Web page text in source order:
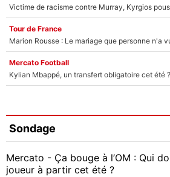
Tour de France
Marion Rousse : Le mariage que personne n'a
Mercato Football
Kylian Mbappé, un transfert obligatoire cet été ?
Sondage
Mercato - Ça bouge à l’OM : Qui
joueur à partir cet été ?